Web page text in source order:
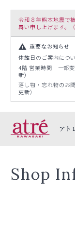
令和８年熊本地震で
舞い申し上げます。
重要なお知らせ
休館日のご案内につ
4階 営業時間 一部
新）
落し物・忘れ物のお
更新）
アト
Shop